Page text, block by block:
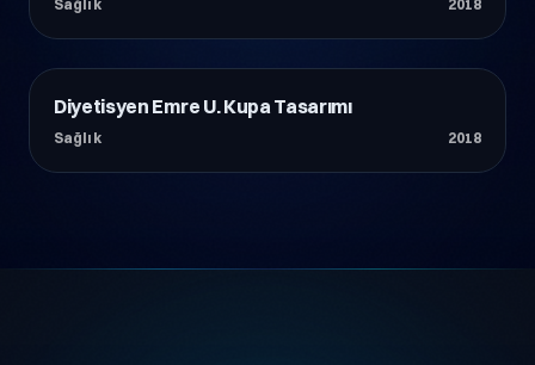
Sağlık 2018
Sağlık
Diyetisyen Emre U. Kupa Tasarımı
Sağlık 2018